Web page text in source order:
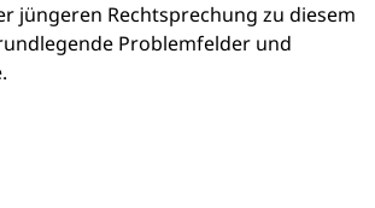
jüngeren Rechtsprechung zu diesem
Problemfelder und